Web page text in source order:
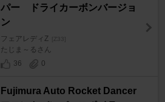
パー ドライカーボンバージョ
ン
フェアレディZ [Z33]
たじま～るさん
36
0
Fujimura Auto Rocket Dancer